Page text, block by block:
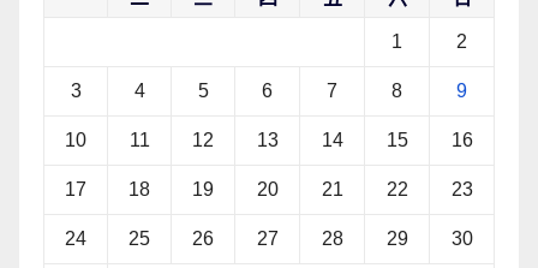
1 2
3 4 5 6 7 8 9
10 11 12 13 14 15 16
17 18 19 20 21 22 23
24 25 26 27 28 29 30